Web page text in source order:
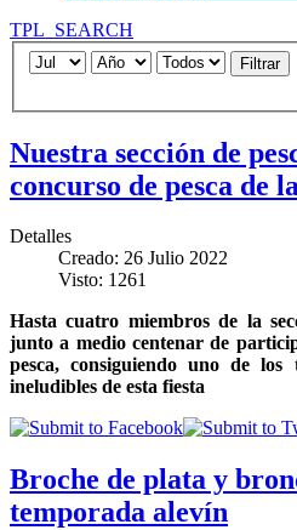
TPL_SEARCH
Filtrar
Nuestra sección de
concurso de pesca de
Detalles
Creado: 26 Julio 2022
Visto: 1261
Hasta cuatro miembros de la
junto a medio centenar de
pesca, consiguiendo uno de
ineludibles de esta fiesta
Broche de plata y
temporada alevín